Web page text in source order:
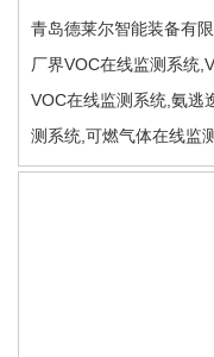
青岛德莱尔智能装备有
厂界VOC在线监测系统
VOC在线监测系统,氨逃
测系统,可燃气体在线监